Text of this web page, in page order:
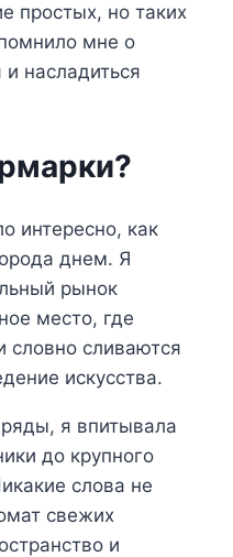
простых, но таких
мне о
насладиться
интересно, как
днем. Я
рынок
место, где
словно сливаются
искусства.
я впитывала
до крупного
слова не
свежих
и